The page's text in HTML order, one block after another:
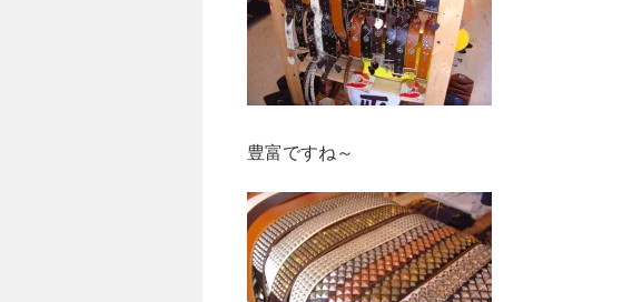
豊富ですね～